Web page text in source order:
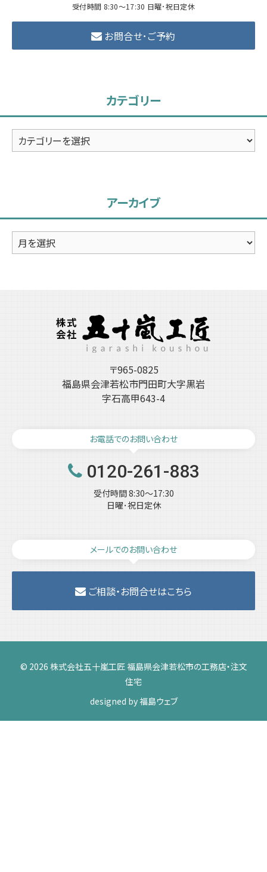
受付時間 8:30～17:30 日曜･祝日定休
お問合せ･ご予約
カテゴリー
カ
テ
アーカイブ
ア
ー
〒965-0825
福島県会津若松市門田町大字黒岩
字石高甲643-4
お電話でのお問い合わせ
0120-261-883
受付時間 8:30～17:30
日曜･祝日定休
メールでのお問い合わせ
ご相談・お問合せはこちら
© 2026 株式会社五十嵐工匠 福島県会津若松市の工務店・注文
住宅
designed by福島ウェブ